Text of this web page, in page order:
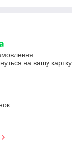
на вашу картку